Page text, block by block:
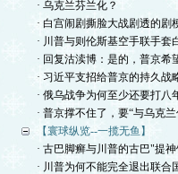
· 乌克兰芬兰化？
· 白宫闹剧撕脸大战剧透的剧
· 川普与则伦斯基空手联手套
· 回复沽渎博：是的，普京希
· 习近平支招给普京的持久战
· 俄乌战争为何至少还要打八
· 普京撑不住了，要“与乌克
【寰球纵览--一揽无鱼】
· 古巴脚癣与川普的古巴"提神
· 川普为何不能完全退出联合